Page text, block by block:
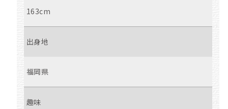
163cm
出身地
福岡県
趣味